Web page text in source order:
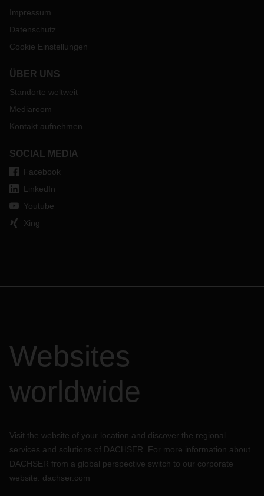
Impressum
Datenschutz
Cookie Einstellungen
ÜBER UNS
Standorte weltweit
Mediaroom
Kontakt aufnehmen
SOCIAL MEDIA
Facebook
LinkedIn
Youtube
Xing
Websites
worldwide
Visit the website of your location and discover the regional
services and solutions of DACHSER. For more information about
DACHSER from a global perspective switch to our corporate
website: dachser.com